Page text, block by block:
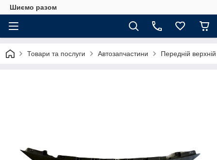
Шиємо разом
Товари та послуги Автозапчастини Передній